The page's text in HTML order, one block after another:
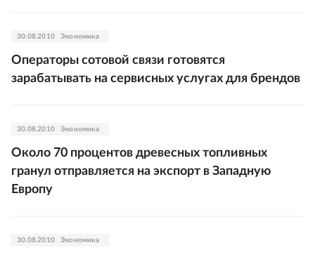
30.08.2010 Экономика
Операторы сотовой связи готовятся
зарабатывать на сервисных услугах для брендов
30.08.2010 Экономика
Около 70 процентов древесных топливных
гранул отправляется на экспорт в Западную
Европу
30.08.2010 Экономика